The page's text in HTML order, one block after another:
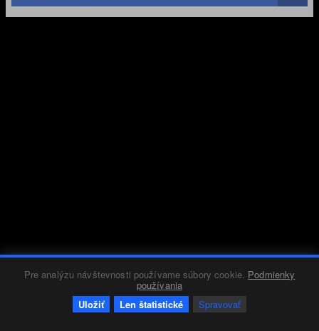
Pre analýzu návštevnosti používame súbory cookie. Podmienky
používania
Uložiť
Len štatistické Spravovať